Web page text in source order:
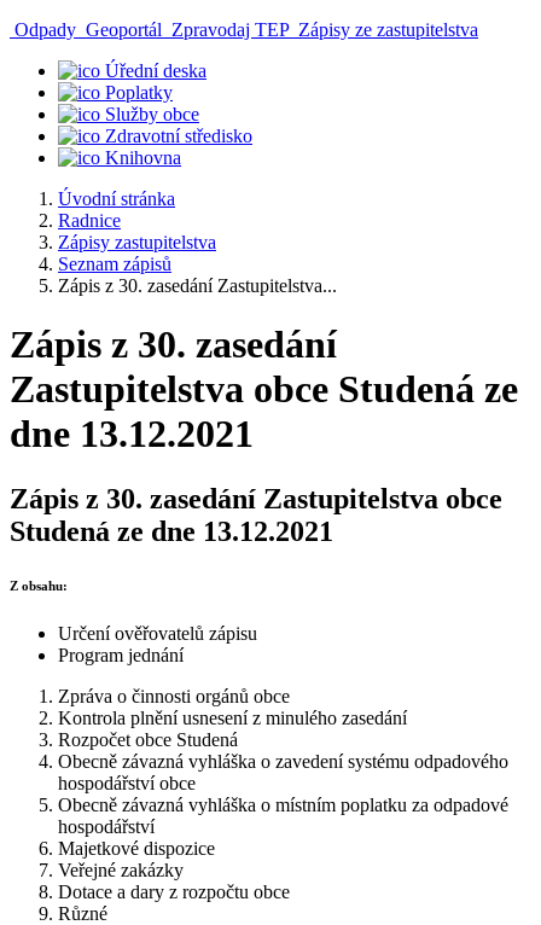
Odpady Geoportál Zpravodaj TEP Zápisy ze zastupitelstva
Úřední deska
Poplatky
Služby obce
Zdravotní středisko
Knihovna
Úvodní stránka
Radnice
Zápisy zastupitelstva
Seznam zápisů
Zápis z 30. zasedání Zastupitelstva...
Zápis z 30. zasedání
Zastupitelstva obce Studená ze
dne 13.12.2021
Zápis z 30. zasedání Zastupitelstva obce
Studená ze dne 13.12.2021
Z obsahu:
Určení ověřovatelů zápisu
Program jednání
Zpráva o činnosti orgánů obce
Kontrola plnění usnesení z minulého zasedání
Rozpočet obce Studená
Obecně závazná vyhláška o zavedení systému odpadového
hospodářství obce
Obecně závazná vyhláška o místním poplatku za odpadové
hospodářství
Majetkové dispozice
Veřejné zakázky
Dotace a dary z rozpočtu obce
Různé